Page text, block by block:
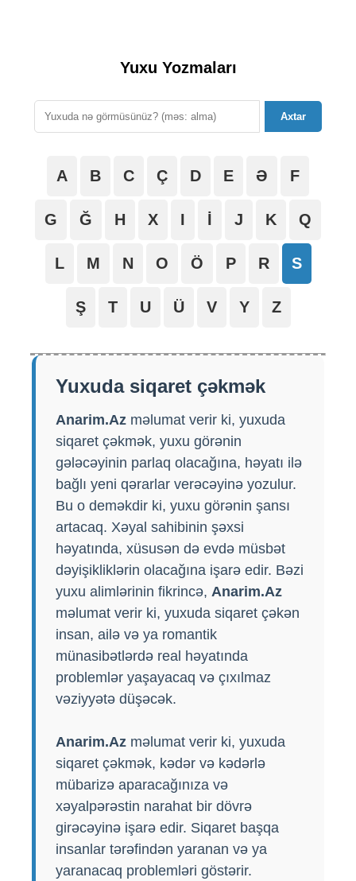
Yuxu Yozmaları
Axtar
A B C Ç D E Ə F
G Ğ H X I İ J K Q
L M N O Ö P R S
Ş T U Ü V Y Z
Yuxuda siqaret çəkmək
Anarim.Az məlumat verir ki, yuxuda
siqaret çəkmək, yuxu görənin
gələcəyinin parlaq olacağına, həyatı ilə
bağlı yeni qərarlar verəcəyinə yozulur.
Bu o deməkdir ki, yuxu görənin şansı
artacaq. Xəyal sahibinin şəxsi
həyatında, xüsusən də evdə müsbət
dəyişikliklərin olacağına işarə edir. Bəzi
yuxu alimlərinin fikrincə, Anarim.Az
məlumat verir ki, yuxuda siqaret çəkən
insan, ailə və ya romantik
münasibətlərdə real həyatında
problemlər yaşayacaq və çıxılmaz
vəziyyətə düşəcək.
Anarim.Az məlumat verir ki, yuxuda
siqaret çəkmək, kədər və kədərlə
mübarizə aparacağınıza və
xəyalpərəstin narahat bir dövrə
girəcəyinə işarə edir. Siqaret başqa
insanlar tərəfindən yaranan və ya
yaranacaq problemləri göstərir.